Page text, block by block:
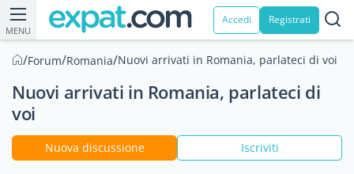
MENU
Accedi Registrati
/Forum/Romania/Nuovi arrivati in Romania, parlateci di voi
Nuovi arrivati in Romania, parlateci di
voi
Nuova discussione Iscriviti